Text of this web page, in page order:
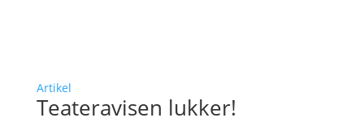
Artikel
Teateravisen lukker!